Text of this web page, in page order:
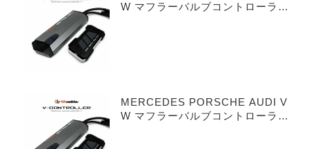
W マフラーバルブコントローラー
MERCEDES PORSCHE AUDI V
W マフラーバルブコントローラー